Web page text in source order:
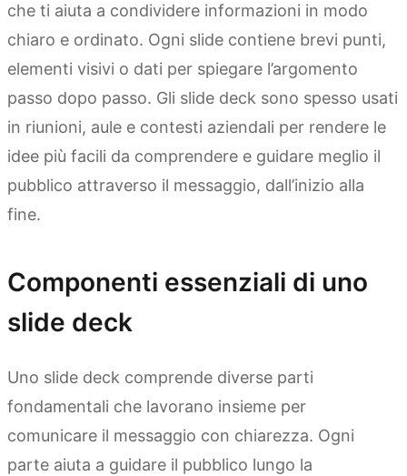
che ti aiuta a condividere informazioni in modo
chiaro e ordinato. Ogni slide contiene brevi punti,
elementi visivi o dati per spiegare l’argomento
passo dopo passo. Gli slide deck sono spesso usati
in riunioni, aule e contesti aziendali per rendere le
idee più facili da comprendere e guidare meglio il
pubblico attraverso il messaggio, dall’inizio alla
fine.
Componenti essenziali di uno
slide deck
Uno slide deck comprende diverse parti
fondamentali che lavorano insieme per
comunicare il messaggio con chiarezza. Ogni
parte aiuta a guidare il pubblico lungo la